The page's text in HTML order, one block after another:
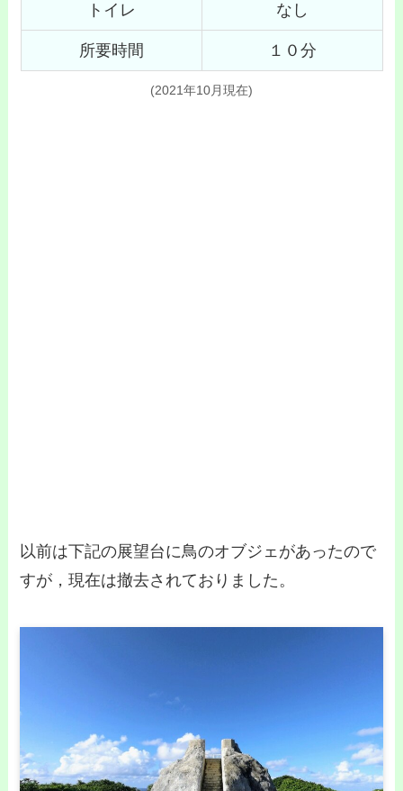
トイレ なし
所要時間 １０分
(2021年10月現在)
以前は下記の展望台に鳥のオブジェがあったので
すが，現在は撤去されておりました。